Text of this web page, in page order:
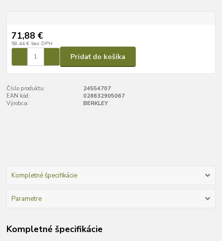
71,88 €
58,44 € bez DPH
Pridať do košíka
Číslo produktu:
24554707
EAN kód:
028632905067
Výrobca:
BERKLEY
Kompletné špecifikácie
Parametre
Kompletné špecifikácie